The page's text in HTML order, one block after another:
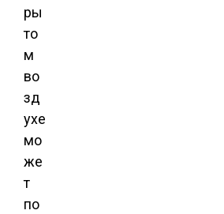
ры
то
м
во
зд
ухе
мо
же
т
по